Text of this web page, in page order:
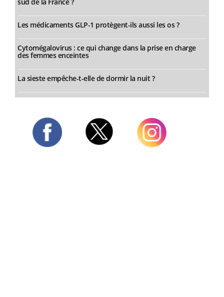
Les médicaments GLP-1 protègent-ils aussi les os ?
Cytomégalovirus : ce qui change dans la prise en charge
des femmes enceintes
La sieste empêche-t-elle de dormir la nuit ?